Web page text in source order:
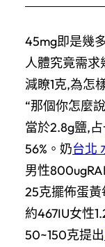
45mg即是幾
人體究竟需求
減瞭1克,為怎
“那個你怎麼
當於2.8g鹽,
56%。奶台北
男性
25克擺佈蛋黃
約467IU女性
50~150克提出